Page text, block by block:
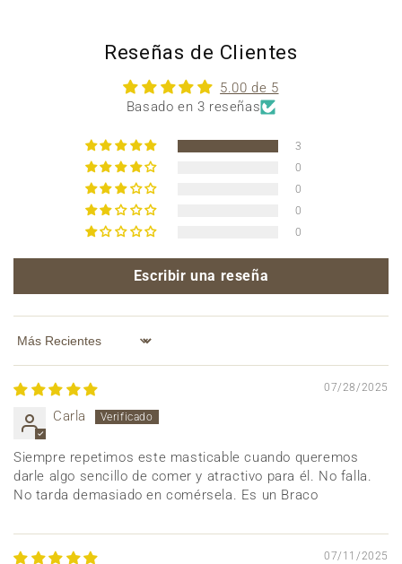
Reseñas de Clientes
5.00 de 5
Basado en 3 reseñas
3
0
0
0
0
Escribir una reseña
Sort by
07/28/2025
Carla
Siempre repetimos este masticable cuando queremos
darle algo sencillo de comer y atractivo para él. No falla.
No tarda demasiado en comérsela. Es un Braco
07/11/2025